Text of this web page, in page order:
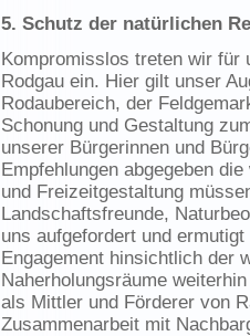
5. Schutz der natürlichen
Kompromisslos treten wir für
Rodgau ein. Hier gilt unser
Rodaubereich, der
Schonung und Gestaltung
unserer Bürgerinnen und
Empfehlungen abgegeben
und Freizeitgestaltung
Landschaftsfreunde,
uns aufgefordert und
Engagement hinsichtlich der
Naherholungsräume
als Mittler und Förderer von
Zusammenarbeit mit